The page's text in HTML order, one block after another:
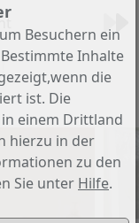
Besuchern ein
Inhalte
die
ist. Die
einem Drittland
hierzu in der
zu den
Sie unter Hilfe.